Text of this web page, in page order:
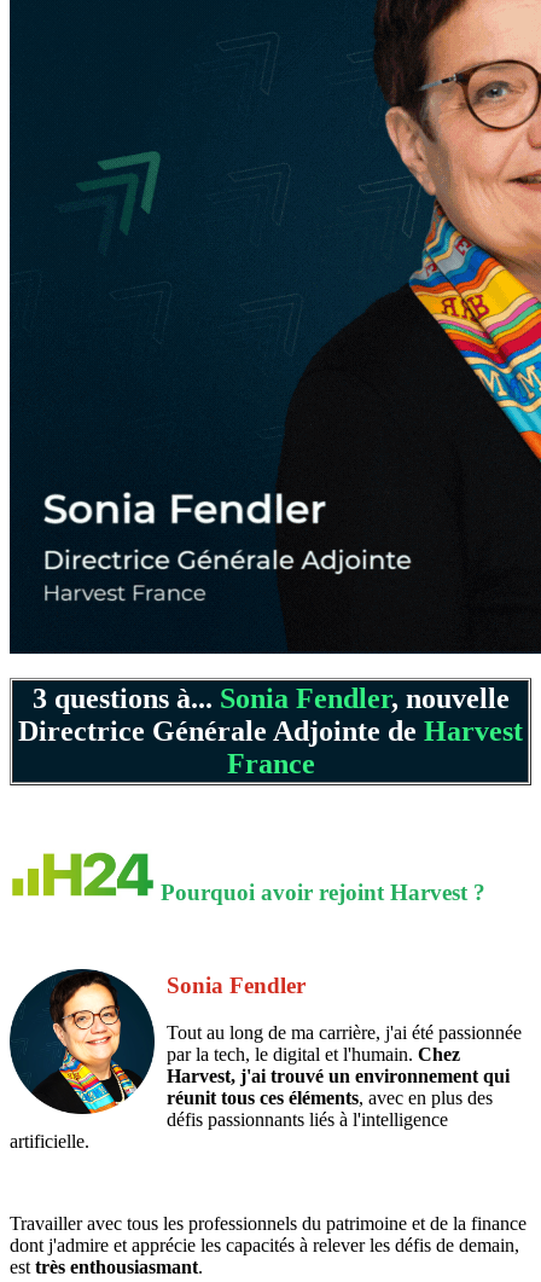
3 questions à... Sonia Fendler, nouvelle
Directrice Générale Adjointe de Harvest
France
Pourquoi avoir rejoint Harvest ?
Sonia Fendler
Tout au long de ma carrière, j'ai été passionnée
par la tech, le digital et l'humain. Chez
Harvest, j'ai trouvé un environnement qui
réunit tous ces éléments, avec en plus des
défis passionnants liés à l'intelligence
artificielle.
Travailler avec tous les professionnels du patrimoine et de la finance
dont j'admire et apprécie les capacités à relever les défis de demain,
est très enthousiasmant.